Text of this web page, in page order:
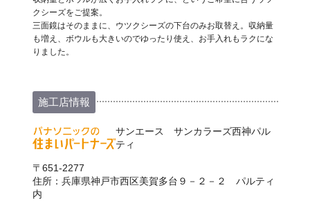
クシーズをご提案。
三面鏡はそのままに、ウツクシーズの下台のみお取替え。収納量
も増え、ボウルも大きいのでゆったり使え、お手入れもラクにな
りました。
施工店情報
サンエース サンカラーズ西神パル
ティ
〒651-2277
住所：兵庫県神戸市西区美賀多台９－２－２ パルティ
内